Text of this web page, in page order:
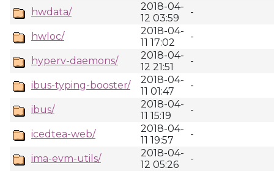
hwdata/
2018-04-
12 03:59
-
hwloc/
2018-04-
11 17:02
-
hyperv-daemons/
2018-04-
12 21:51
-
ibus-typing-booster/
2018-04-
11 01:47
-
ibus/
2018-04-
11 15:19
-
icedtea-web/
2018-04-
11 19:57
-
ima-evm-utils/
2018-04-
12 05:26
-